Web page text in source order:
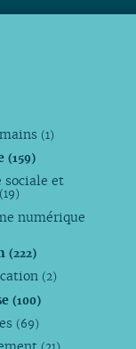
(1)
(159)
sociale et
(19)
numérique
(222)
(2)
(100)
(69)